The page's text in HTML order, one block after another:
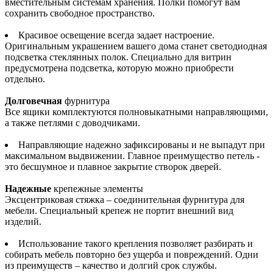
вместительным системам хранения. Полки помогут вам
сохранить свободное пространство.
Красивое освещение всегда задает настроение.
Оригинальным украшением вашего дома станет светодиодная
подсветка стеклянных полок. Специально для витрин
предусмотрена подсветка, которую можно приобрести
отдельно.
Долговечная фурнитура
Все ящики комплектуются полновыкатными направляющими,
а также петлями с доводчиками.
Направляющие надежно зафиксированы и не выпадут при
максимальном выдвижении. Главное преимущество петель -
это бесшумное и плавное закрытие створок дверей.
Надежные крепежные элементы
Эксцентриковая стяжка – соединительная фурнитура для
мебели. Специальный крепеж не портит внешний вид
изделий.
Использование такого крепления позволяет разбирать и
собирать мебель повторно без ущерба и повреждений. Одни
из преимуществ – качество и долгий срок службы.